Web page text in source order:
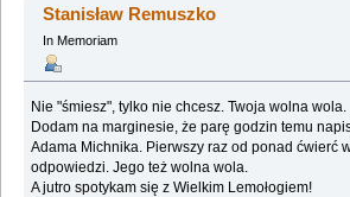
Stanisław Remuszko
In Memoriam
Nie "śmiesz", tylko nie chcesz. Twoja wolna wola.
Dodam na marginesie, że parę godzin temu
Adama Michnika. Pierwszy raz od ponad ćwierć
odpowiedzi. Jego też wolna wola.
A jutro spotykam się z Wielkim Lemołogiem!